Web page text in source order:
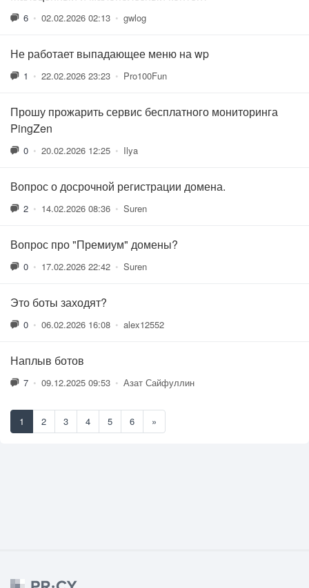
6 • 02.02.2026 02:13 • gwlog
Не работает выпадающее меню на wp
1 • 22.02.2026 23:23 • Pro100Fun
Прошу прожарить сервис бесплатного мониторинга
PingZen
0 • 20.02.2026 12:25 • Ilya
Вопрос о досрочной регистрации домена.
2 • 14.02.2026 08:36 • Suren
Вопрос про "Премиум" домены?
0 • 17.02.2026 22:42 • Suren
Это боты заходят?
0 • 06.02.2026 16:08 • alex12552
Наплыв ботов
7 • 09.12.2025 09:53 • Азат Сайфуллин
1 2 3 4 5 6 »